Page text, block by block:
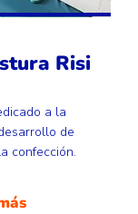
Risi
a la
de
confección.